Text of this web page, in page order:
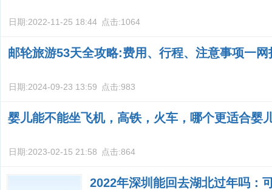
日期:2022-11-25 18:44 点击:1064
邮轮旅游53天全攻略:费用、行程、注意事项一网
日期:2024-09-23 13:59 点击:983
婴儿能不能坐飞机，高铁，火车，哪个更适合婴
日期:2023-02-15 21:58 点击:864
2022年深圳能回去湖北过年吗：